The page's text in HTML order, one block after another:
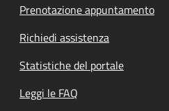
Prenotazione appuntamento
Richiedi assistenza
Statistiche del portale
Leggi le FAQ